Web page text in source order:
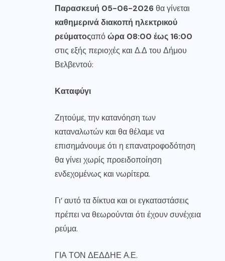
Παρασκευή 05-06-2026θα γίνεται
καθημερινάδιακοπή ηλεκτρικού
ρεύματοςαπόώρα 08:00 έως 16:00
στις εξής περιοχές και Δ.Δ του Δήμου
Βελβεντού:
Καταφύγι
Ζητούμε, την κατανόηση των
καταναλωτών και θα θέλαμε να
επισημάνουμε ότι η επανατροφοδότηση
θα γίνει χωρίς προειδοποίηση
ενδεχομένως και νωρίτερα.
Γι’ αυτό τα δίκτυα και οι εγκαταστάσεις
πρέπει να θεωρούνται ότι έχουν συνέχεια
ρεύμα.
ΓΙΑ ΤΟΝ ΔΕΔΔΗΕ Α.Ε.